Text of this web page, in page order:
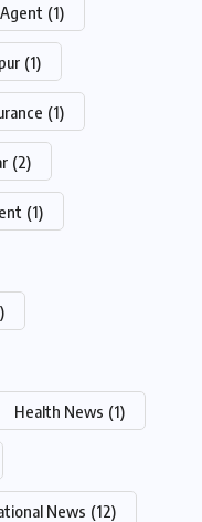
(1)
(1)
(1)
(2)
(1)
Health News (1)
News (12)